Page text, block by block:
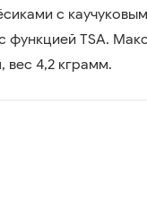
с
TSA.
вес 4,2 кграмм.